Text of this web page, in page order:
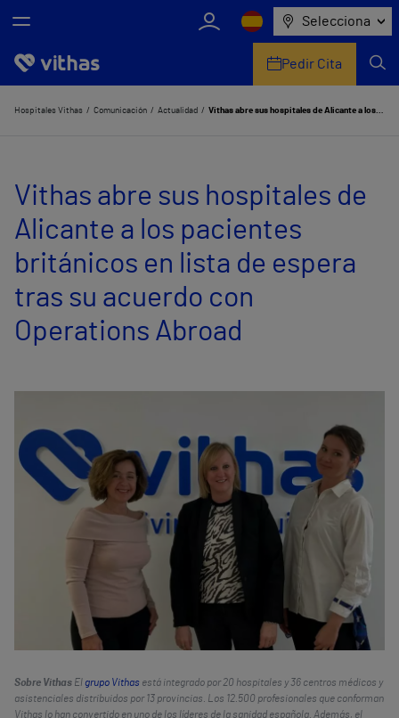
Selecciona
Nosotros
Servicios de salud
Equipo médico y asistencial
Comunicación
Pedir Cita
Hospitales Vithas Comunicación Actualidad Vithas abre sus hospitales de Alicante a los pacientes británicos en lista de espera tras su acuerdo con Operations Abroad
Vithas abre sus hospitales de
Alicante a los pacientes
británicos en lista de espera
tras su acuerdo con
Operations Abroad
Sobre Vithas Elgrupo Vithas está integrado por 20 hospitales y 36 centros médicos y
asistenciales distribuidos por 13 provincias. Los 12.500 profesionales que conforman
Vithas lo han convertido en uno de los líderes de la sanidad española. Además, el